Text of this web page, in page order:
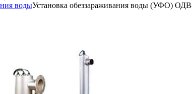
водыУстановка обеззараживания воды (УФО)